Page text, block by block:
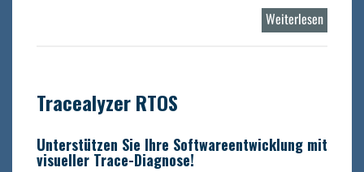
Weiterlesen
Tracealyzer RTOS
Unterstützen Sie Ihre Softwareentwicklung mit
visueller Trace-Diagnose!